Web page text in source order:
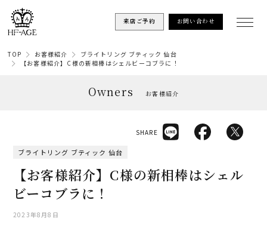
来店ご予約 お問い合わせ
TOP お客様紹介
ブライトリング ブティック 仙台
【お客様紹介】C様の新相棒はシェルビーコブラに！
Owners お客様紹介
ブライトリング ブティック 仙台
【お客様紹介】C様の新相棒はシェル
ビーコブラに！
2023年8月8日
SHARE